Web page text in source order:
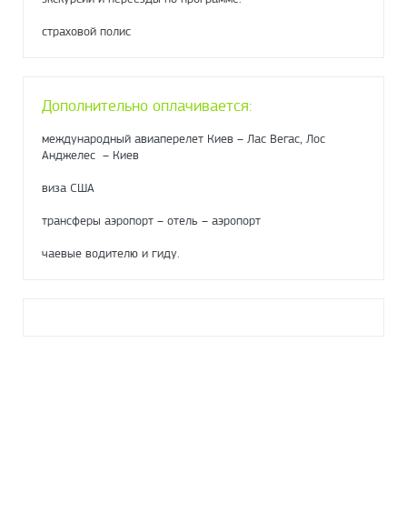
страховой полис
Дополнительно оплачивается:
международный авиаперелет Киев – Лас Вегас, Лос
Анджелес – Киев
виза США
трансферы аэропорт – отель – аэропорт
чаевые водителю и гиду.